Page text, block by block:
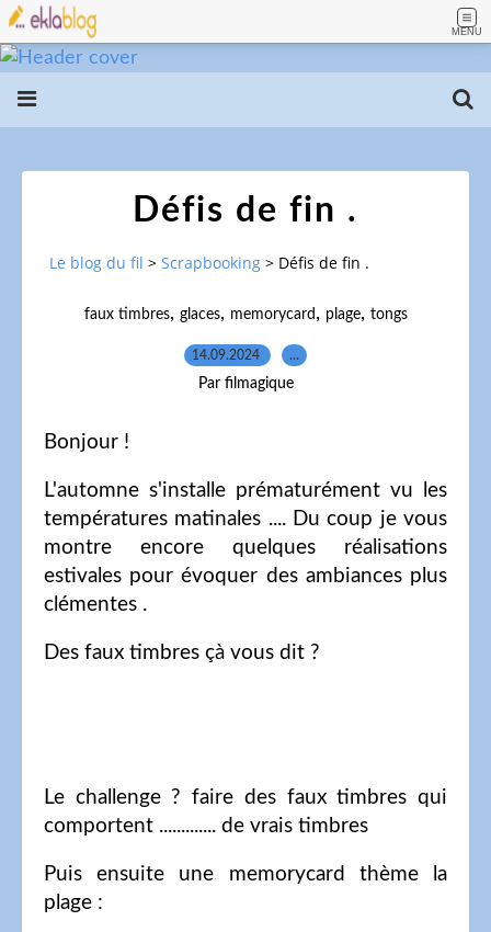
MENU
Défis de fin .
Le blog du fil > Scrapbooking > Défis de fin .
faux timbres, glaces, memorycard , plage, tongs
14.09.2024 …
Par filmagique
Bonjour !
L'automne s'installe prématurément vu les
températures matinales .... Du coup je vous
montre encore quelques réalisations
estivales pour évoquer des ambiances plus
clémentes .
Des faux timbres çà vous dit ?
Le challenge ? faire des faux timbres qui
comportent ............. de vrais timbres
Puis ensuite une memorycard thème la
plage :